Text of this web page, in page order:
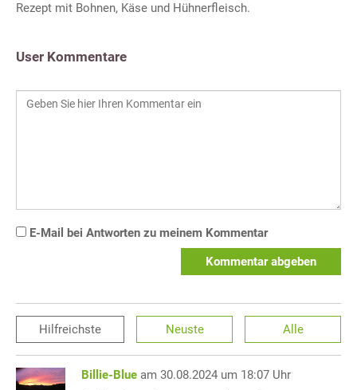
Rezept mit Bohnen, Käse und Hühnerfleisch.
User Kommentare
E-Mail bei Antworten zu meinem Kommentar
Kommentar abgeben
Hilfreichste Neuste Alle
Billie-Blue am 30.08.2024 um 18:07 Uhr